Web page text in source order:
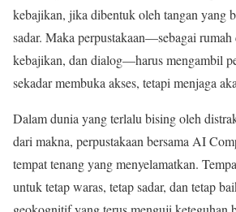
kebajikan, jika dibentuk oleh tangan yang
sadar. Maka perpustakaan—sebagai rumah
kebajikan, dan dialog—harus mengambil
sekadar membuka akses, tetapi menjaga
Dalam dunia yang terlalu bising oleh
dari makna, perpustakaan bersama AI
tempat tenang yang menyelamatkan.
untuk tetap waras, tetap sadar, dan tetap